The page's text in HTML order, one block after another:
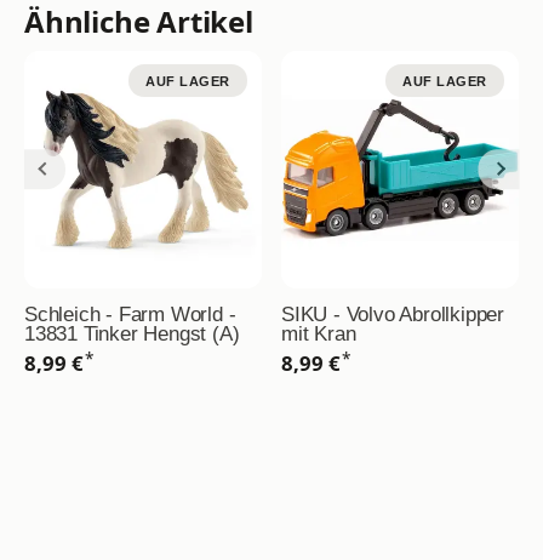
Ähnliche Artikel
AUF LAGER
Schleich - Farm World -
13831 Tinker Hengst (A)
8,99 €*
AUF LAGER
SIKU - Volvo Abrollkipper
mit Kran
8,99 €*